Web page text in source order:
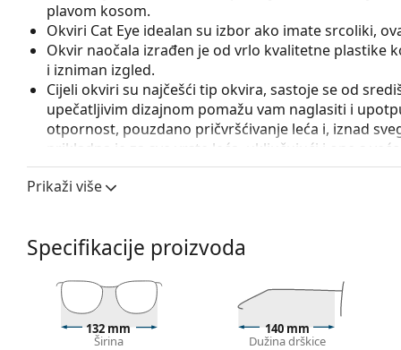
plavom kosom.
Okviri Cat Eye idealan su izbor ako imate srcoliki,
Okvir naočala izrađen je od vrlo kvalitetne plastike
i izniman izgled.
Cijeli okviri su najčešći tip okvira, sastoje se od
upečatljivim dizajnom pomažu vam naglasiti i
otpornost, pouzdano pričvršćivanje leća i, iznad
prikladna je za sve vrste leća, uključujući i one s
Pribor
sadržavati tekstilnu vrećicu.
Istražite cijelu ponudu
kako biste
kupnju naočala
ako trebate pomoć pri odabiru.
Ovo je medicinski proizvod. Prije uporabe pročitajte
Prikaži više
Specifikacije proizvoda
132 mm
Širina
140 mm
Dužina drškice